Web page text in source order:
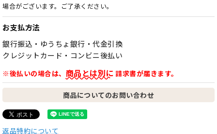
場合がございます。ご了承ください。
お支払方法
銀行振込・ゆうちょ銀行・代金引換
クレジットカード・コンビニ後払い
※後払いの場合は、 商品とは別に 請求書が届きます。
商品についてのお問い合わせ
返品特約について